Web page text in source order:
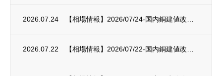
2026.07.24
2026.07.22